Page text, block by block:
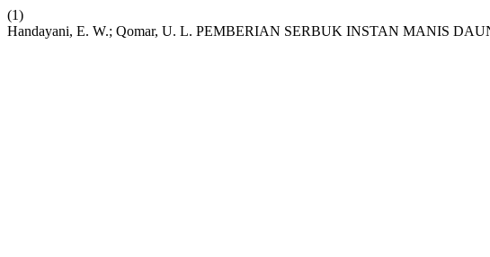
(1)
Handayani, E. W.; Qomar, U. L. PEMBERIAN SERBUK INSTAN MANIS